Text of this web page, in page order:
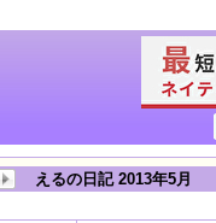
えるの日記 2013年5月